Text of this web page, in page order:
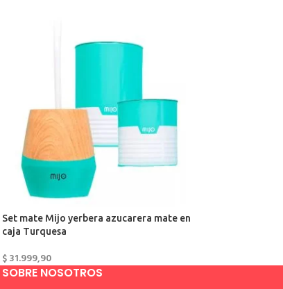
Set mate Mijo yerbera azucarera mate en
caja Turquesa
$31.999,90
SOBRE NOSOTROS